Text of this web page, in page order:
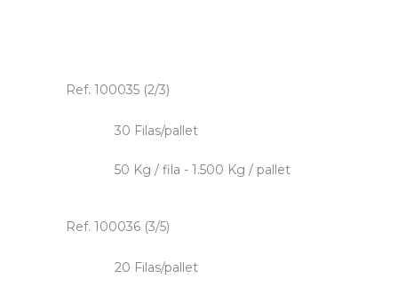
Ref. 100035 (2/3)
30 Filas/pallet
50 Kg / fila - 1.500 Kg / pallet
Ref. 100036 (3/5)
20 Filas/pallet